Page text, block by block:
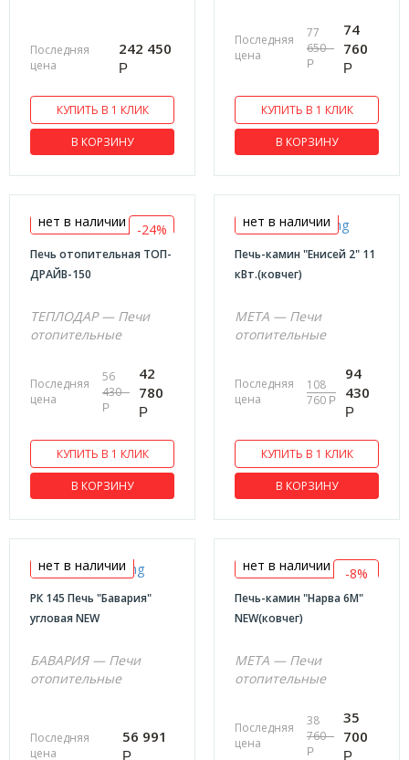
Последняя
цена
242 450
Р
КУПИТЬ В 1 КЛИК
В КОРЗИНУ
Последняя
цена
77
650
Р
74
760
Р
КУПИТЬ В 1 КЛИК
В КОРЗИНУ
-24%
нет в наличии
Печь отопительная ТОП-
ДРАЙВ-150
ТЕПЛОДАР — Печи
отопительные
Последняя
цена
56
430
Р
42
780
Р
КУПИТЬ В 1 КЛИК
В КОРЗИНУ
нет в наличии
Печь-камин "Енисей 2" 11
кВт.(ковчег)
МЕТА — Печи
отопительные
Последняя
цена
108
760 Р
94
430
Р
КУПИТЬ В 1 КЛИК
В КОРЗИНУ
нет в наличии
РК 145 Печь "Бавария"
угловая NEW
БАВАРИЯ — Печи
отопительные
Последняя
цена
56 991
Р
-8%
нет в наличии
Печь-камин "Нарва 6М"
NEW(ковчег)
МЕТА — Печи
отопительные
Последняя
цена
38
760
Р
35
700
Р